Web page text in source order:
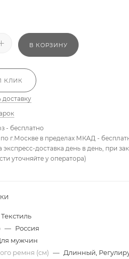
В КОРЗИНУ
КЛИК
доставку
- бесплатно
г.Москве в пределах МКАД -
доставка день в день, при
уточняйте у оператора)
Текстиль
— Россия
мужчин
ремня (см) — Длинный,